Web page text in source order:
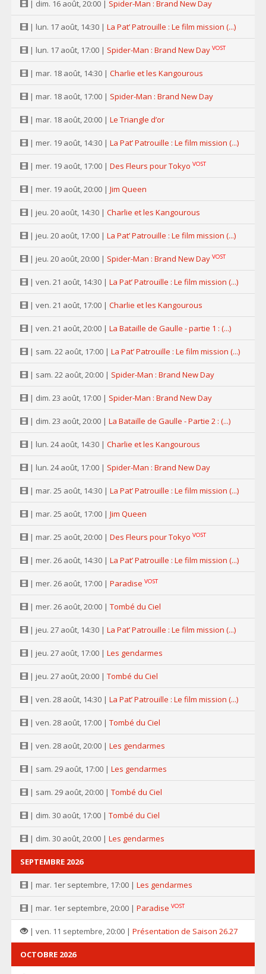
| dim. 16 août, 20:00 | Spider-Man : Brand New Day
| lun. 17 août, 14:30 | La Pat’ Patrouille : Le film mission (...)
| lun. 17 août, 17:00 | Spider-Man : Brand New Day VOST
| mar. 18 août, 14:30 | Charlie et les Kangourous
| mar. 18 août, 17:00 | Spider-Man : Brand New Day
| mar. 18 août, 20:00 | Le Triangle d’or
| mer. 19 août, 14:30 | La Pat’ Patrouille : Le film mission (...)
| mer. 19 août, 17:00 | Des Fleurs pour Tokyo VOST
| mer. 19 août, 20:00 | Jim Queen
| jeu. 20 août, 14:30 | Charlie et les Kangourous
| jeu. 20 août, 17:00 | La Pat’ Patrouille : Le film mission (...)
| jeu. 20 août, 20:00 | Spider-Man : Brand New Day VOST
| ven. 21 août, 14:30 | La Pat’ Patrouille : Le film mission (...)
| ven. 21 août, 17:00 | Charlie et les Kangourous
| ven. 21 août, 20:00 | La Bataille de Gaulle - partie 1 : (...)
| sam. 22 août, 17:00 | La Pat’ Patrouille : Le film mission (...)
| sam. 22 août, 20:00 | Spider-Man : Brand New Day
| dim. 23 août, 17:00 | Spider-Man : Brand New Day
| dim. 23 août, 20:00 | La Bataille de Gaulle - Partie 2 : (...)
| lun. 24 août, 14:30 | Charlie et les Kangourous
| lun. 24 août, 17:00 | Spider-Man : Brand New Day
| mar. 25 août, 14:30 | La Pat’ Patrouille : Le film mission (...)
| mar. 25 août, 17:00 | Jim Queen
| mar. 25 août, 20:00 | Des Fleurs pour Tokyo VOST
| mer. 26 août, 14:30 | La Pat’ Patrouille : Le film mission (...)
| mer. 26 août, 17:00 | Paradise VOST
| mer. 26 août, 20:00 | Tombé du Ciel
| jeu. 27 août, 14:30 | La Pat’ Patrouille : Le film mission (...)
| jeu. 27 août, 17:00 | Les gendarmes
| jeu. 27 août, 20:00 | Tombé du Ciel
| ven. 28 août, 14:30 | La Pat’ Patrouille : Le film mission (...)
| ven. 28 août, 17:00 | Tombé du Ciel
| ven. 28 août, 20:00 | Les gendarmes
| sam. 29 août, 17:00 | Les gendarmes
| sam. 29 août, 20:00 | Tombé du Ciel
| dim. 30 août, 17:00 | Tombé du Ciel
| dim. 30 août, 20:00 | Les gendarmes
SEPTEMBRE 2026
| mar. 1er septembre, 17:00 | Les gendarmes
| mar. 1er septembre, 20:00 | Paradise VOST
| ven. 11 septembre, 20:00 | Présentation de Saison 26.27
OCTOBRE 2026